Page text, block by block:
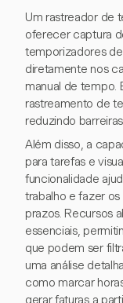
Um rastreador de
oferecer captura
temporizadores
diretamente nos
manual de tempo.
rastreamento de
reduzindo
Além disso, a
para tarefas e
funcionalidade
trabalho e fazer
prazos. Recursos
essenciais,
que podem ser
uma análise
como marcar
gerar faturas a